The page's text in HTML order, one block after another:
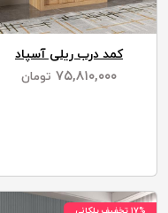
کمد درب ریلی آسپاد
۷۵,۸۱۰,۰۰۰ تومان